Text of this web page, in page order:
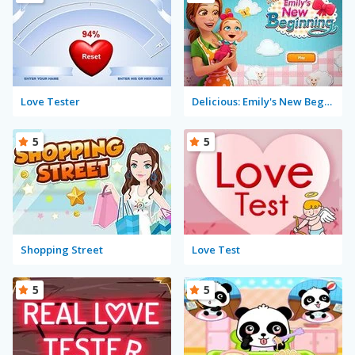
Love Tester Delicious: Emily's New Beginning
Shopping Street
5
Love Test
5
5 5